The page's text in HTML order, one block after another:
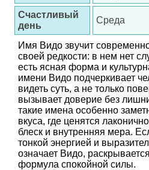
Счастливый
день
Среда
Имя Видо звучит
своей редкости: в нем нет
есть ясная форма и
имени Видо подчеркивает
видеть суть, а не только
вызывает доверие без
такие имена особенно
вкуса, где ценятся
блеск и внутренняя мера.
тонкой энергией и
означает Видо,
формула спокойной силы.